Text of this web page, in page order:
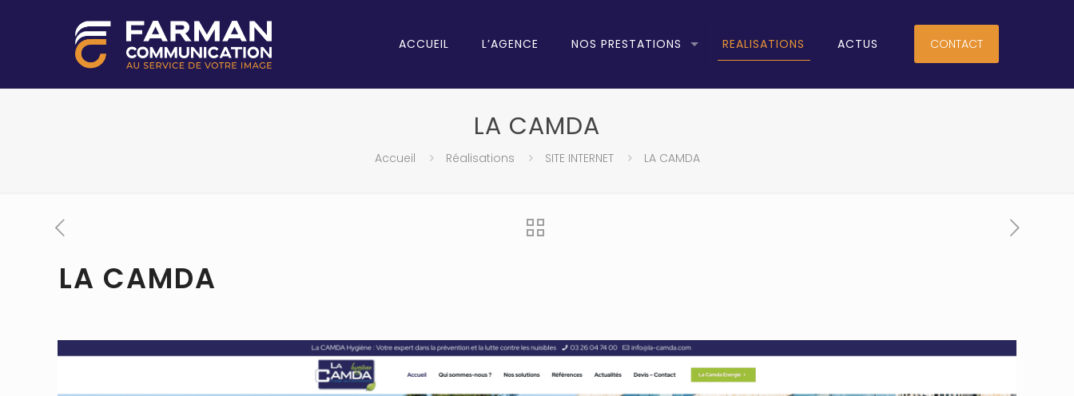
ACCUEIL L’AGENCE NOS PRESTATIONS REALISATIONS ACTUS CONTACT
LA CAMDA
Accueil Réalisations SITE INTERNET LA CAMDA
LA CAMDA